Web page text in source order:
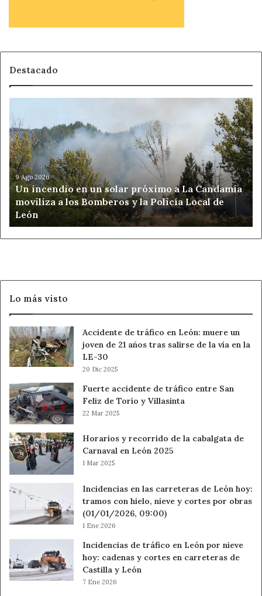
Destacado
incendio
en
un
solar
próximo
a
La
Candamia
moviliza
a
los
Local
de
León
9 Ago 2026
Un incendio en un solar próximo a La Candamia
moviliza a los Bomberos y la Policía Local de
León
Lo más visto
Accidente de tráfico en León: muere un
joven de 21 años tras salirse de la vía en la
LE-30
20 Dic 2025
Fuerte accidente de tráfico entre San
Feliz de Torío y Villasinta
22 Mar 2025
Horarios y recorrido de la cabalgata de
Carnaval en León 2025
1 Mar 2025
Incidencias en las carreteras de León hoy:
tramos con hielo, nieve y cortes por obras
(01/01/2026, 09:00)
1 Ene 2026
Incidencias de tráfico en León por nieve
hoy: cadenas y cortes en carreteras de
Castilla y León
7 Ene 2026